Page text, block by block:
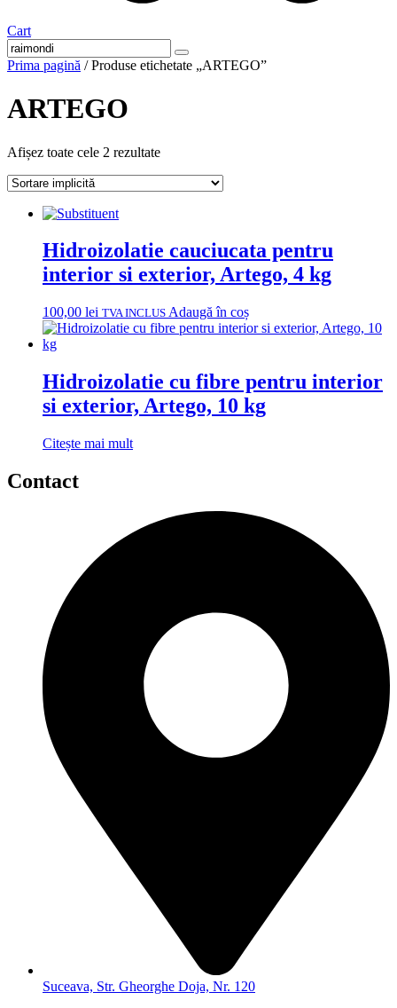
Cart
Prima pagină / Produse etichetate „ARTEGO”
ARTEGO
Afișez toate cele 2 rezultate
Hidroizolatie cauciucata pentru
interior si exterior, Artego, 4 kg
100,00 lei TVA INCLUS Adaugă în coș
Hidroizolatie cu fibre pentru interior
si exterior, Artego, 10 kg
Citește mai mult
Contact
Suceava, Str. Gheorghe Doja, Nr. 120